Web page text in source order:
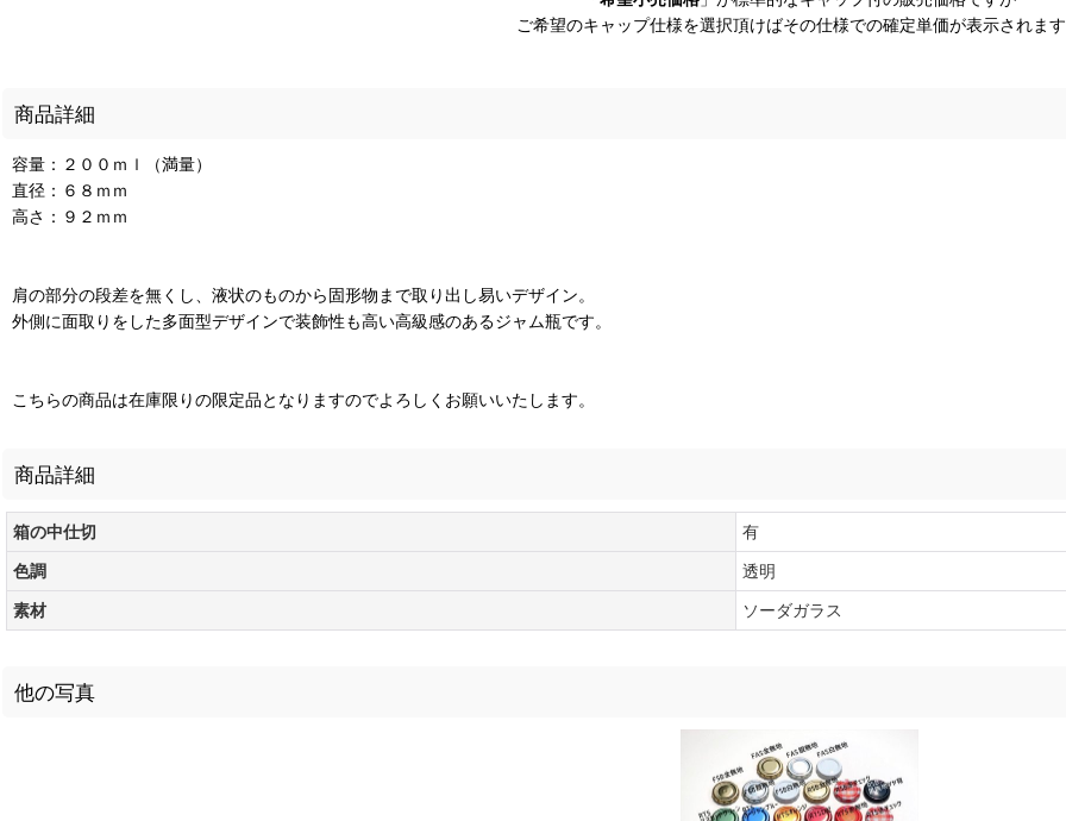
ご希望のキャップ仕様を選択頂けばその仕様での確定単価が表示されま
商品詳細
容量：２００ｍｌ（満量）
直径：６８ｍｍ
高さ：９２ｍｍ
肩の部分の段差を無くし、液状のものから固形物まで取り出し易いデザイン。
外側に面取りをした多面型デザインで装飾性も高い高級感のあるジャム瓶です。
こちらの商品は在庫限りの限定品となりますのでよろしくお願いいたします。
商品詳細
箱の中仕切
有
色調
透明
素材
ソーダガラス
他の写真